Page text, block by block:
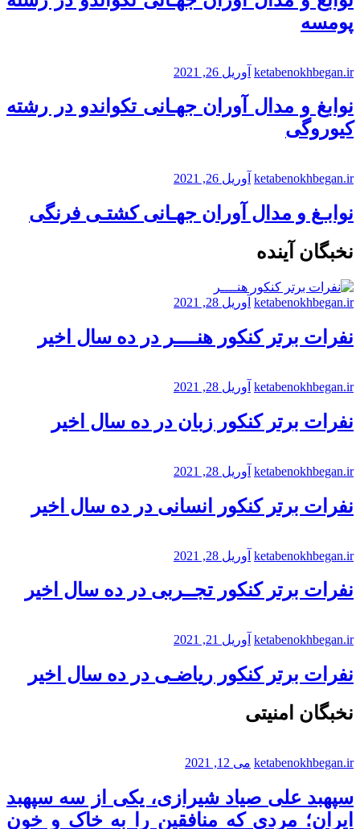
پومسه
ketabenokhbegan.ir آوریل 26, 2021
نوابغ و مدال آوران جهـانی تکواندو در رشته
کیوروگی
ketabenokhbegan.ir آوریل 26, 2021
نوابـغ و مدال آوران جهـانی کشتـی فرنگی
نخبگان آینده
ketabenokhbegan.ir آوریل 28, 2021
نفرات برتر کنکور هنــــر در ده سال اخیر
ketabenokhbegan.ir آوریل 28, 2021
نفرات برتر کنکور زبان در ده سال اخیر
ketabenokhbegan.ir آوریل 28, 2021
نفرات برتر کنکور انسانی در ده سال اخیر
ketabenokhbegan.ir آوریل 28, 2021
نفرات برتر کنکور تجــربی در ده سال اخیر
ketabenokhbegan.ir آوریل 21, 2021
نفرات برتر کنکور ریاضـی در ده سال اخیر
نخبگان امنیتی
ketabenokhbegan.ir می 12, 2021
سپهبد علی صیاد شیرازی، یکی از سه سپهبد
ایران؛ مردی که منافقین را به خاک و خون